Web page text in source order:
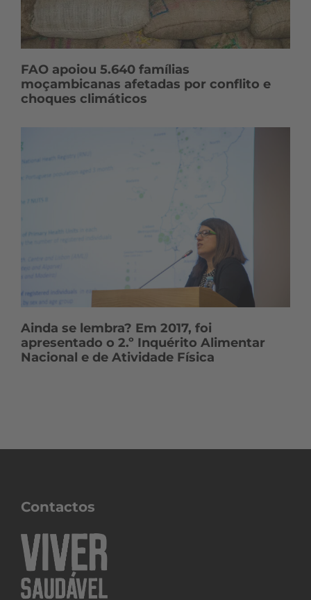
FAO apoiou 5.640 famílias
moçambicanas afetadas por conflito e
choques climáticos
Ainda se lembra? Em 2017, foi
apresentado o 2.º Inquérito Alimentar
Nacional e de Atividade Física
Contactos